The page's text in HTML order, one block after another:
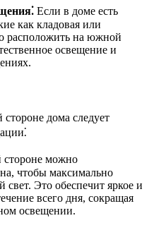
Если в доме есть
как кладовая или
расположить на южной
освещение и
дома следует
можно
чтобы максимально
свет. Это обеспечит яркое и
всего дня, сокращая
освещении.